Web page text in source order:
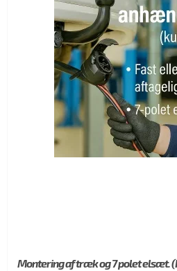
Montering af træk og 7 polet elsæt.